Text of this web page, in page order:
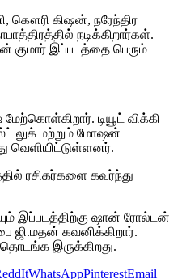
கௌரி கிஷன், நரேந்திர
நடிக்கிறார்கள்.
குமார் இப்படத்தை பெரும்
டியூட் விக்கி
லுக் மற்றும் மோஷன்
வெளியிட்டுள்ளனர்.
ரசிகர்களை கவர்ந்து
இப்படத்திற்கு ஷான் ரோல்டன்
ஜி.மதன் கவனிக்கிறார்.
தொடங்க இருக்கிறது.
WhatsAppPinterestEmail